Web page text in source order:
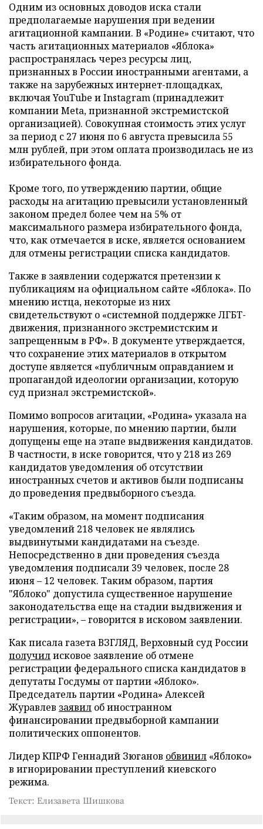
Одним из основных доводов иска стали
предполагаемые нарушения при ведении
агитационной кампании. В «Родине» считают, что
часть агитационных материалов «Яблока»
распространялась через ресурсы лиц,
признанных в России иностранными агентами, а
также на зарубежных интернет-площадках,
включая YouTube и Instagram (принадлежит
компании Meta, признанной экстремистской
организацией). Совокупная стоимость этих услуг
за период с 27 июня по 6 августа превысила 55
млн рублей, при этом оплата производилась не из
избирательного фонда.
Кроме того, по утверждению партии, общие
расходы на агитацию превысили установленный
законом предел более чем на 5% от
максимального размера избирательного фонда,
что, как отмечается в иске, является основанием
для отмены регистрации списка кандидатов.
Также в заявлении содержатся претензии к
публикациям на официальном сайте «Яблока». По
мнению истца, некоторые из них
свидетельствуют о «системной поддержке ЛГБТ-
движения, признанного экстремистским и
запрещенным в РФ». В документе утверждается,
что сохранение этих материалов в открытом
доступе является «публичным оправданием и
пропагандой идеологии организации, которую
суд признал экстремистской».
Помимо вопросов агитации, «Родина» указала на
нарушения, которые, по мнению партии, были
допущены еще на этапе выдвижения кандидатов.
В частности, в иске говорится, что у 218 из 269
кандидатов уведомления об отсутствии
иностранных счетов и активов были подписаны
до проведения предвыборного съезда.
«Таким образом, на момент подписания
уведомлений 218 человек не являлись
выдвинутыми кандидатами на съезде.
Непосредственно в дни проведения съезда
уведомления подписали 39 человек, после 28
июня – 12 человек. Таким образом, партия
"Яблоко" допустила существенное нарушение
законодательства еще на стадии выдвижения и
регистрации», – говорится в исковом заявлении.
Как писала газета ВЗГЛЯД, Верховный суд России
получилисковое заявление об отмене
регистрации федерального списка кандидатов в
депутаты Госдумы от партии «Яблоко».
Председатель партии «Родина» Алексей
Журавлев заявил об иностранном
финансировании предвыборной кампании
политических оппонентов.
Лидер КПРФ Геннадий Зюганов обвинил «Яблоко»
в игнорировании преступлений киевского
режима.
Текст: Елизавета Шишкова